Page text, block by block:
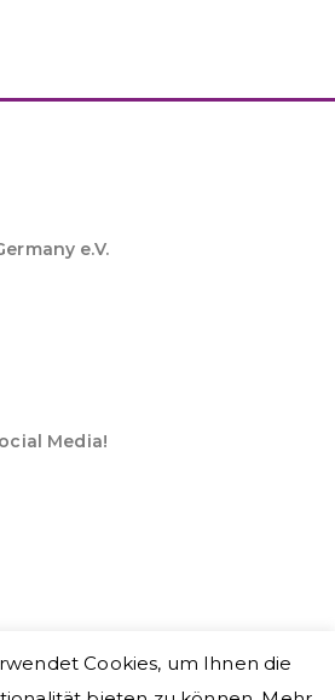
e.V.
Media!
Cookies, um Ihnen die